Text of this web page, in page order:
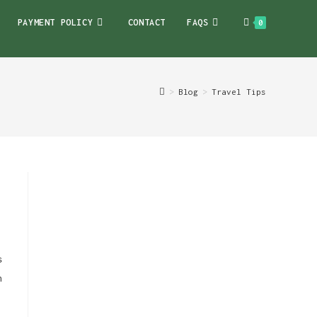
PAYMENT POLICY CONTACT FAQS 0
> Blog > Travel Tips